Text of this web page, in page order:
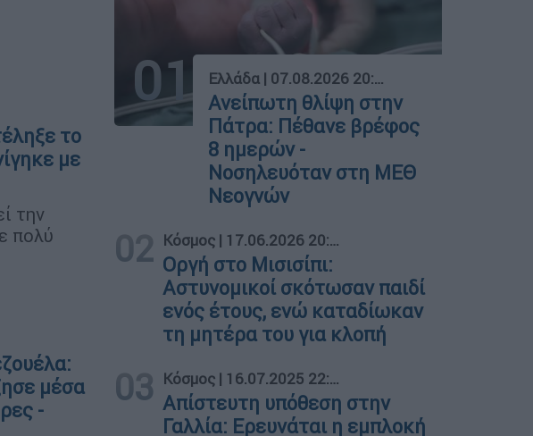
το
με
την
πολύ
μέσα
-
01 Ελλάδα | 07.08.2026 20:43
Ανείπωτη θλίψη στην
Πάτρα: Πέθανε βρέφος
8 ημερών -
Νοσηλευόταν στη ΜΕΘ
Νεογνών
02 Κόσμος | 17.06.2026 20:43
Οργή στο Μισισίπι:
Αστυνομικοί σκότωσαν παιδί
ενός έτους, ενώ καταδίωκαν
τη μητέρα του για κλοπή
03 Κόσμος | 16.07.2025 22:45
Απίστευτη υπόθεση στην
Γαλλία: Ερευνάται η εμπλοκή